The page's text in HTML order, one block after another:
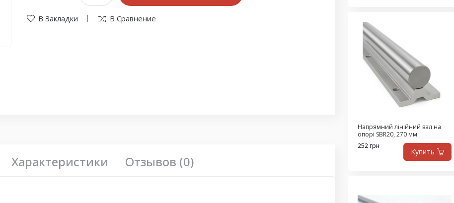
В Закладки В Сравнение
Характеристики Отзывов (0)
Напрямний лінійний вал на
опорі SBR20, 270 мм
252 грн
Купить